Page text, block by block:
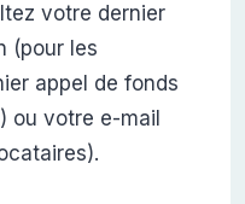
votre dernier
(pour les
appel de fonds
ou votre e-mail